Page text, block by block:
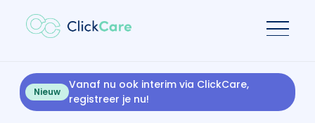
Nieuw
Vanaf nu ook interim via ClickCare,
registreer je nu!